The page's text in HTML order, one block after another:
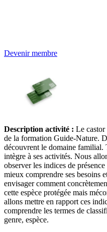
Devenir membre
Description activité : Le castor
de la formation Guide-Nature.
découvrent le domaine familial.
intègre à ses activités. Nous
observer les indices de
mieux comprendre ses besoins
envisager comment
cette espèce protégée mais
allons mettre en rapport ces
comprendre les termes de
genre, espèce.